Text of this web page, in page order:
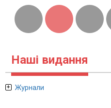
Наші видання
Журнали